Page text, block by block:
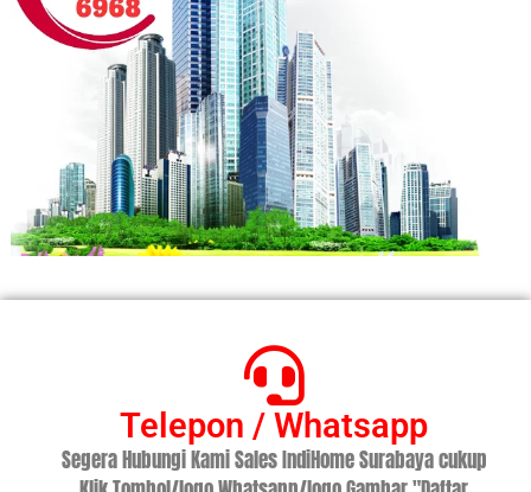
Telepon / Whatsapp
Segera Hubungi Kami Sales IndiHome Surabaya cukup